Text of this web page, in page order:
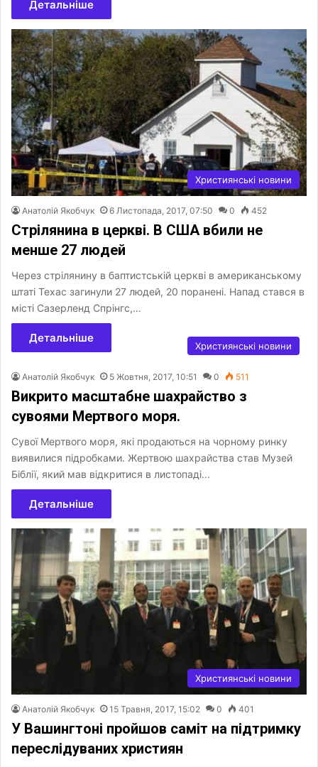
Детальніше
Християнські новини
Анатолій Якобчук 6 Листопада, 2017, 07:50 0 452
Стрілянина в церкві. В США вбили не
менше 27 людей
Через стрілянину в баптистській церкві в американському
штаті Техас загинули 27 людей, 20 поранені. Напад стався в
місті Сазерленд Спрінгс,…
Детальніше
Християнські новини
Анатолій Якобчук 5 Жовтня, 2017, 10:51 0 511
Викрито масштабне шахрайство з
сувоями Мертвого моря.
Сувої Мертвого моря, які продаються на чорному ринку
виявилися підробками. Жертвою шахрайства став Музей
Біблії, який мав відкритися в листопаді…
Детальніше
Християнські новини
Анатолій Якобчук 15 Травня, 2017, 15:02 0 401
У Вашингтоні пройшов саміт на підтримку
переслідуваних християн